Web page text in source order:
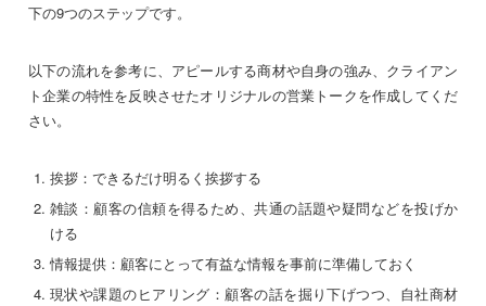
下の9つのステップです。
以下の流れを参考に、アピールする商材や自身の強み、クライアン
ト企業の特性を反映させたオリジナルの営業トークを作成してくだ
さい。
挨拶：できるだけ明るく挨拶する
雑談：顧客の信頼を得るため、共通の話題や疑問などを投げか
ける
情報提供：顧客にとって有益な情報を事前に準備しておく
現状や課題のヒアリング：顧客の話を掘り下げつつ、自社商材